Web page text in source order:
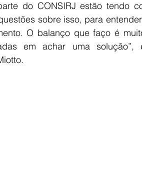
do CONSIRJ estão tendo
sobre isso, para
O balanço que faço é
em achar uma